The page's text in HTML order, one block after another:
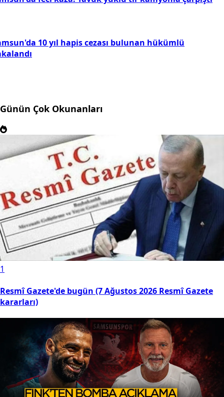
10 yıl hapis cezası bulunan hükümlü
Günün Çok Okunanları
1
Resmî Gazete'de bugün (7 Ağustos 2026 Resmî Gazete
kararları)